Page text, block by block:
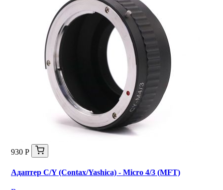
930 Р
Адаптер C/Y (Contax/Yashica) - Micro 4/3 (MFT)